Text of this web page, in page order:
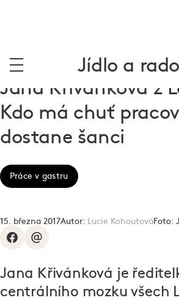
Jídlo a
Jana Křivánková z
Kdo má chuť
dostane šanci
Práce v gastru
15. března 2017Autor: Lucie KohoutováFoto:
Jana Křivánková je
centrálního mozku všech